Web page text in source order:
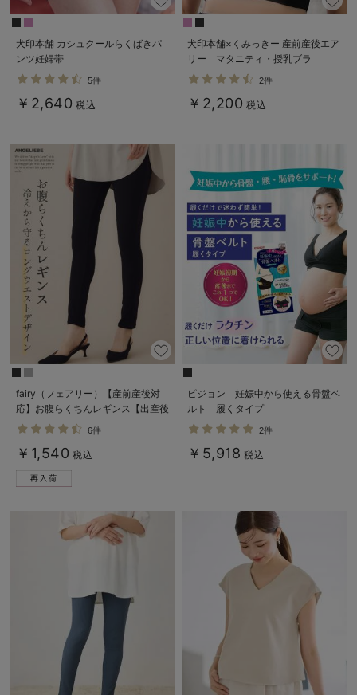
犬印本舗 カシュクールらくばきパ
ンツ妊婦帯
5件
￥2,640 税込
犬印本舗×くみっきー 産前産後エア
リー マタニティ・授乳ブラ
2件
￥2,200 税込
fairy（フェアリー）【産前産後対
応】お腹らくちんレギンス【出産後
も長く使える】
6件
￥1,540 税込
ピジョン 妊娠中から使える骨盤ベ
ルト 履くタイプ
2件
￥5,918 税込